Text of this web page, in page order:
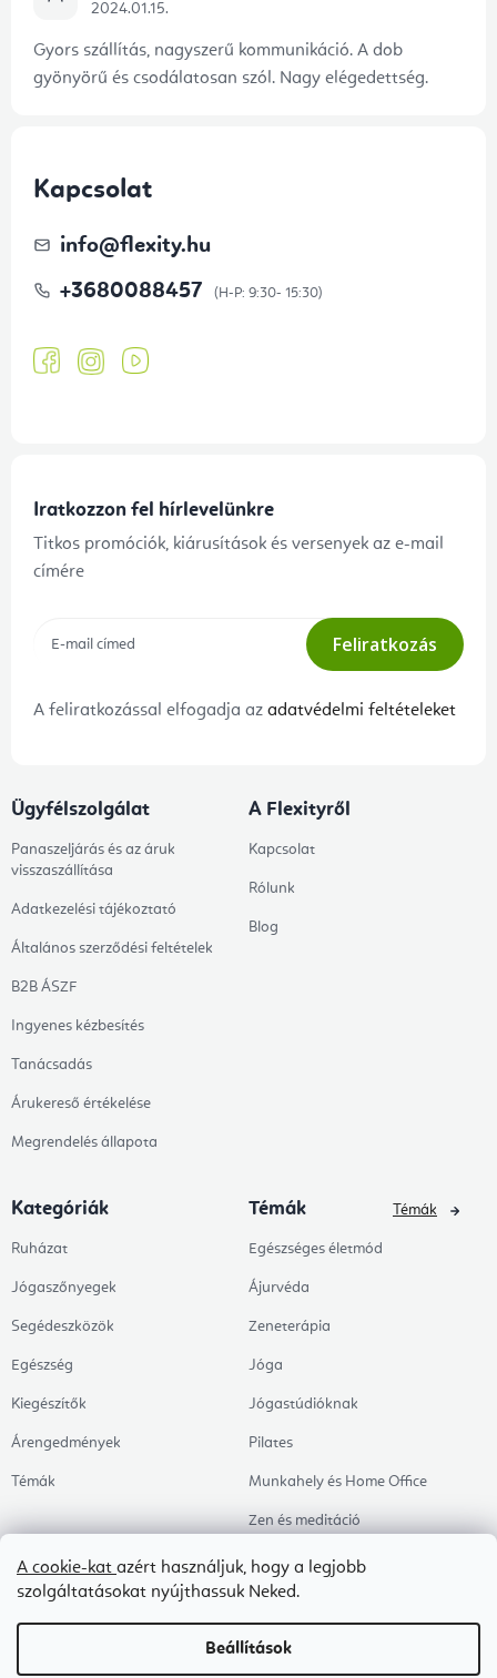
A cookie-kat azért használjuk, hogy a legjobb
szolgáltatásokat nyújthassuk Neked.
Beállítások
2024.01.15.
Gyors szállítás, nagyszerű kommunikáció. A dob
gyönyörű és csodálatosan szól. Nagy elégedettség.
Kapcsolat
info@flexity.hu
+3680088457
Iratkozzon fel hírlevelünkre
Titkos promóciók, kiárusítások és versenyek az e-mail
címére
Feliratkozás
A feliratkozással elfogadja az adatvédelmi feltételeket
Ügyfélszolgálat
Panaszeljárás és az áruk
visszaszállítása
Adatkezelési tájékoztató
Általános szerződési feltételek
B2B ÁSZF
Ingyenes kézbesítés
Tanácsadás
Árukereső értékelése
Megrendelés állapota
A Flexityről
Kapcsolat
Rólunk
Blog
Kategóriák
Ruházat
Jógaszőnyegek
Segédeszközök
Egészség
Kiegészítők
Árengedmények
Témák
Témák
Egészséges életmód
Ájurvéda
Zeneterápia
Jóga
Jógastúdióknak
Pilates
Munkahely és Home Office
Zen és meditáció
Aromaterápia
Egészséges alvás
Kedvenceink
Témák